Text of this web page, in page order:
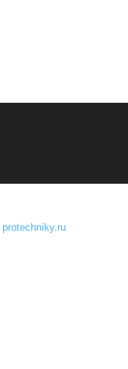
protechniky.ru